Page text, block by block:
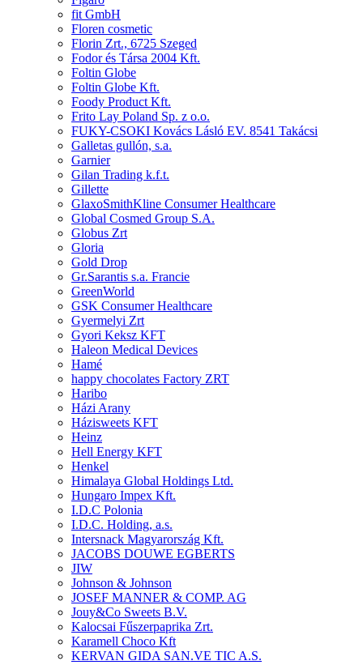
fit GmbH
Floren cosmetic
Florin Zrt., 6725 Szeged
Fodor és Társa 2004 Kft.
Foltin Globe
Foltin Globe Kft.
Foody Product Kft.
Frito Lay Poland Sp. z o.o.
FUKY-CSOKI Kovács Lásló EV. 8541 Takácsi
Galletas gullón, s.a.
Garnier
Gilan Trading k.f.t.
Gillette
GlaxoSmithKline Consumer Healthcare
Global Cosmed Group S.A.
Globus Zrt
Gloria
Gold Drop
Gr.Sarantis s.a. Francie
GreenWorld
GSK Consumer Healthcare
Gyermelyi Zrt
Gyori Keksz KFT
Haleon Medical Devices
Hamé
happy chocolates Factory ZRT
Haribo
Házi Arany
Házisweets KFT
Heinz
Hell Energy KFT
Henkel
Himalaya Global Holdings Ltd.
Hungaro Impex Kft.
I.D.C Polonia
I.D.C. Holding, a.s.
Intersnack Magyarország Kft.
JACOBS DOUWE EGBERTS
JIW
Johnson & Johnson
JOSEF MANNER & COMP. AG
Jouy&Co Sweets B.V.
Kalocsai Fűszerpaprika Zrt.
Karamell Choco Kft
KERVAN GIDA SAN.VE TIC A.S.